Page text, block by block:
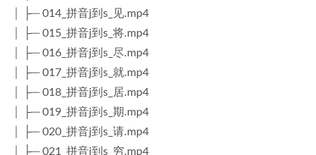
│ ├─ 014_拼音j到s_见.mp4
│ ├─ 015_拼音j到s_将.mp4
│ ├─ 016_拼音j到s_尽.mp4
│ ├─ 017_拼音j到s_就.mp4
│ ├─ 018_拼音j到s_居.mp4
│ ├─ 019_拼音j到s_期.mp4
│ ├─ 020_拼音j到s_请.mp4
│ ├─ 021_拼音j到s_穷.mp4